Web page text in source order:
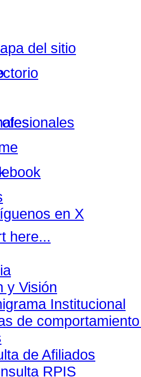
del sitio
en X
here...
y Visión
Institucional
de
de Afiliados
RPIS